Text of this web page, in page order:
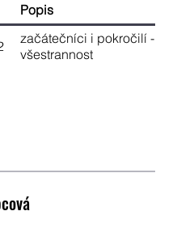
začátečníci i pokročilí -
všestrannost
Popis